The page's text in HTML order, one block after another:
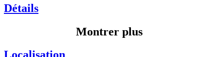
Détails
Montrer plus